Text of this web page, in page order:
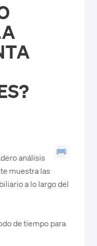
análisis
muestra las
a lo largo del
de tiempo para